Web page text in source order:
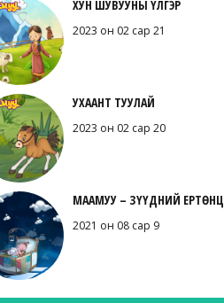
ХУН ШУВУУНЫ ҮЛГЭР
2023 он 02 сар 21
УХААНТ ТУУЛАЙ
2023 он 02 сар 20
МААМУУ – ЗҮҮДНИЙ ЕРТӨНЦ
2021 он 08 сар 9